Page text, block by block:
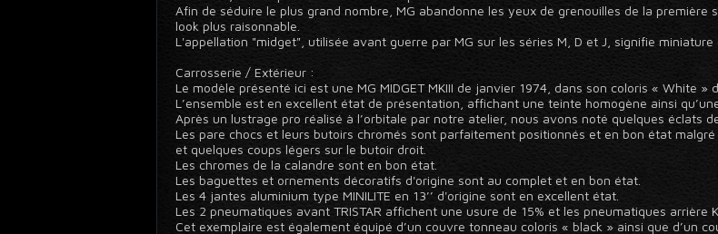
Afin de séduire le plus grand nombre, MG abandonne les yeux de grenouilles de la
look plus raisonnable.
L'appellation "midget", utilisée avant guerre par MG sur les séries M, D et J, signifie
Carrosserie / Extérieur :
Le modèle présenté ici est une MG MIDGET MKIII de janvier 1974, dans son coloris « White »
L’ensemble est en excellent état de présentation, affichant une teinte homogène ainsi
Après un lustrage pro réalisé à l’orbitale par notre atelier, nous avons noté quelques éclats
Les pare chocs et leurs butoirs chromés sont parfaitement positionnés et en bon état
et quelques coups légers sur le butoir droit.
Les chromes de la calandre sont en bon état.
Les baguettes et ornements décoratifs d'origine sont au complet et en bon état.
Les 4 jantes aluminium type MINILITE en 13’’ d'origine sont en excellent état.
Les 2 pneumatiques avant TRISTAR affichent une usure de 15% et les pneumatiques arrière
Cet exemplaire est également équipé d’un couvre tonneau coloris « black » ainsi que d’un